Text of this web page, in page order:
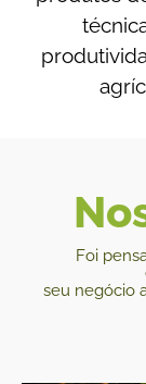
Foi
seu negócio